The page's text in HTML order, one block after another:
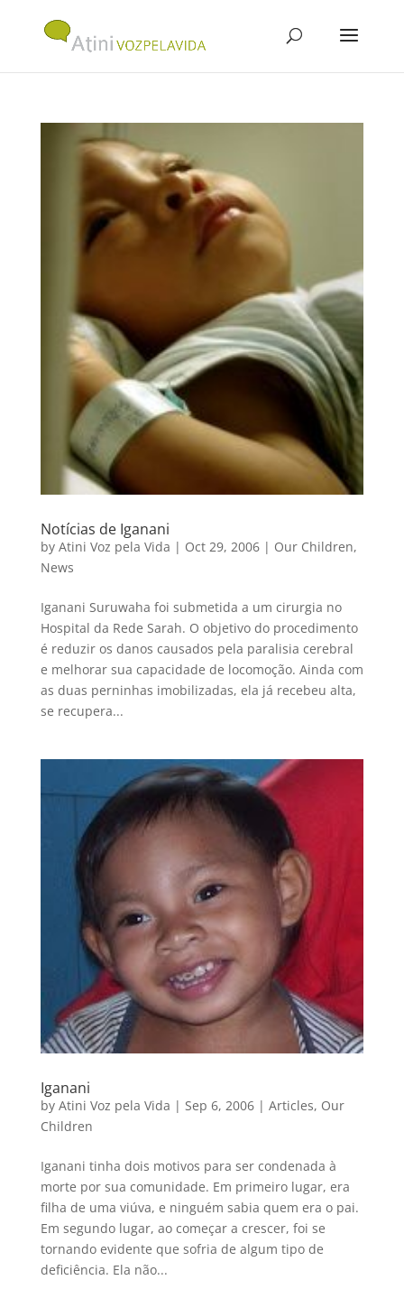
Notícias de Iganani
by Atini Voz pela Vida | Oct 29, 2006| Our Children,
News
Iganani Suruwaha foi submetida a um cirurgia no
Hospital da Rede Sarah. O objetivo do procedimento
é reduzir os danos causados pela paralisia cerebral
e melhorar sua capacidade de locomoção. Ainda com
as duas perninhas imobilizadas, ela já recebeu alta,
se recupera...
Iganani
by Atini Voz pela Vida | Sep 6, 2006| Articles, Our
Children
Iganani tinha dois motivos para ser condenada à
morte por sua comunidade. Em primeiro lugar, era
filha de uma viúva, e ninguém sabia quem era o pai.
Em segundo lugar, ao começar a crescer, foi se
tornando evidente que sofria de algum tipo de
deficiência. Ela não...